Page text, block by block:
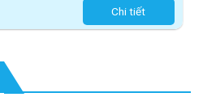
Chi tiết